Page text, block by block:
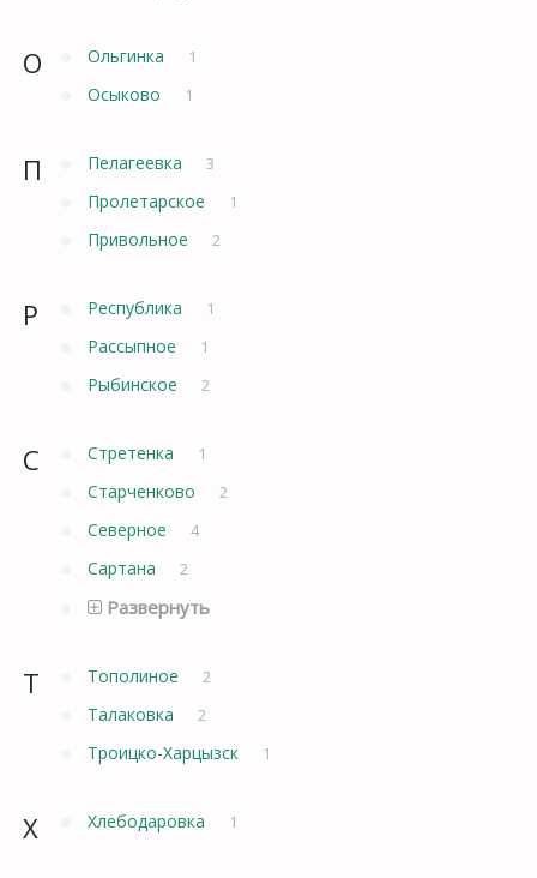
О Ольгинка 1
Осыково 1
П Пелагеевка 3
Пролетарское 1
Привольное 2
Р Республика 1
Рассыпное 1
Рыбинское 2
С Стретенка 1
Старченково 2
Северное 4
Сартана 2
Развернуть
Т Тополиное 2
Талаковка 2
Троицко-Харцызск 1
Х Хлебодаровка 1